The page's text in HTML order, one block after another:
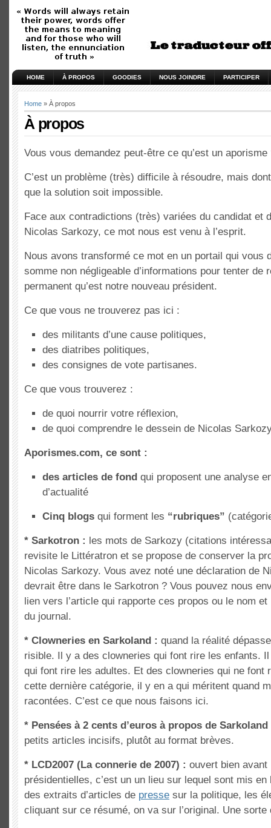
HOME À PROPOS GOODIES NOUS JOINDRE PARTICIPER
Home » À propos
À propos
Vous vous demandez peut-être ce qu’est un aporisme
C’est un problème (très) difficile à résoudre, mais
que la solution soit impossible.
Face aux contradictions (très) variées du candidat et
Nicolas Sarkozy, ce mot nous est venu à l’esprit.
Nous avons transformé ce mot en un portail qui vous
somme non négligeable d’informations pour tenter de
permanent qu’est notre nouveau président.
Ce que vous ne trouverez pas ici :
des militants d’une cause politiques,
des diatribes politiques,
des consignes de vote partisanes.
Ce que vous trouverez :
de quoi nourrir votre réflexion,
de quoi comprendre le dessein de Nicolas
Aporismes.com, ce sont :
des articles de fond qui proposent une analyse
d’actualité
Cinq blogs qui forment les “rubriques”
* Sarkotron : les mots de Sarkozy (citations
revisite le Littératron et se propose de conserver la
Nicolas Sarkozy. Vous avez noté une déclaration de
devrait être dans le Sarkotron ? Vous pouvez nous
lien vers l’article qui rapporte ces propos ou le nom
du journal.
* Clowneries en Sarkoland : quand la réalité
risible. Il y a des clowneries qui font rire les enfants.
qui font rire les adultes. Et des clowneries qui ne font
cette dernière catégorie, il y en a qui méritent quand
racontées. C’est ce que nous faisons ici.
* Pensées à 2 cents d’euros à propos de Sarkoland
petits articles incisifs, plutôt au format brèves.
* LCD2007 (La connerie de 2007) : ouvert bien
présidentielles, c’est un un lieu sur lequel sont mis
des extraits d’articles de presse sur la politique, les
cliquant sur ce résumé, on va sur l’original. Une